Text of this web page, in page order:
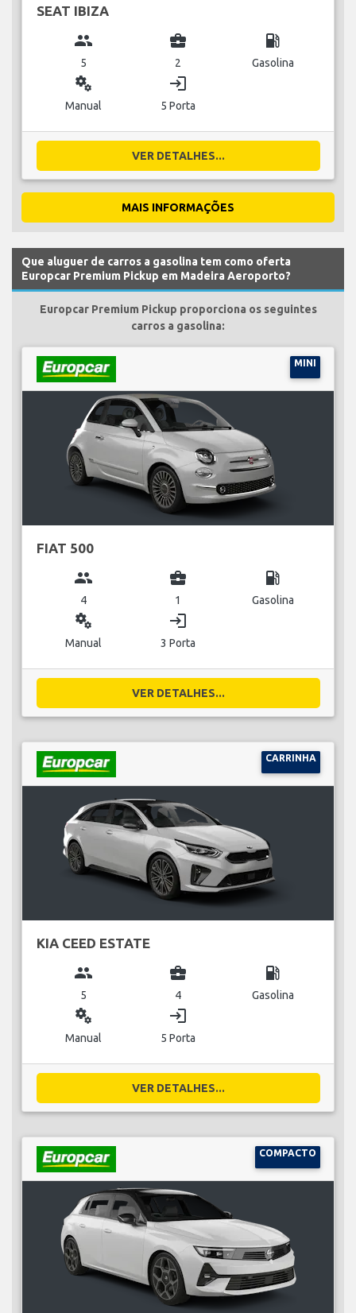
SEAT IBIZA
group
5
business_center
2
local_gas_station
Gasolina
miscellaneous_services
Manual
login
5 Porta
VER DETALHES...
MAIS INFORMAÇÕES
Que aluguer de carros a gasolina tem como oferta
Europcar Premium Pickup em Madeira Aeroporto?
Europcar Premium Pickup proporciona os seguintes
carros a gasolina:
MINI
FIAT 500
group
4
business_center
1
local_gas_station
Gasolina
miscellaneous_services
Manual
login
3 Porta
VER DETALHES...
CARRINHA
KIA CEED ESTATE
group
5
business_center
4
local_gas_station
Gasolina
miscellaneous_services
Manual
login
5 Porta
VER DETALHES...
COMPACTO